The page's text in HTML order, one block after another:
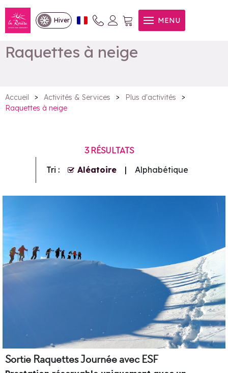
Hiver MENU
Raquettes à neige
Accueil > Activités & Services > Plus d'activités
>
Raquettes à neige
3RÉSULTATS
Tri : Aléatoire Alphabétique
Sortie Raquettes Journée avec ESF